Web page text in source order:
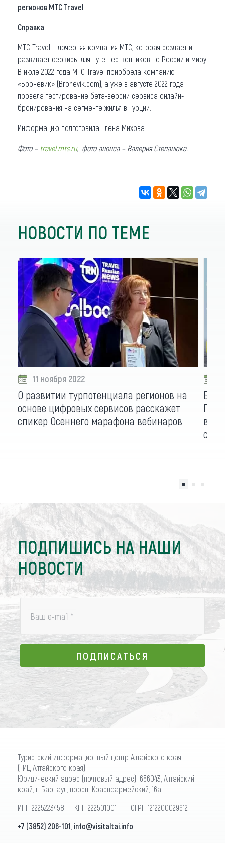
регионов MTC Travel
Справка
МТС Travel – дочерняя компания МТС, которая создает и
развивает сервисы для путешественников по России и миру.
В июле 2022 года МТС Travel приобрела компанию
«Броневик» (Bronevik.com), а уже в августе 2022 года
провела тестирование бета-версии сервиса онлайн-
бронирования на сегменте жилья в Турции.
Информацию подготовила Елена Михова.
Фото – travel.mts.ru, фото анонса – Валерия Степанюка.
НОВОСТИ ПО ТЕМЕ
11 ноября 2022
О развитии турпотенциала регионов на
основе цифровых сервисов расскажет
спикер Осеннего марафона вебинаров
ПОДПИШИСЬ НА НАШИ
НОВОСТИ
Ваш e-mail *
ПОДПИСАТЬСЯ
ПОДПИСАТЬСЯ
Туристский информационный центр Алтайского края
(ТИЦ Алтайского края)
Юридический адрес (почтовый адрес): 656043, Алтайский
край, г. Барнаул, просп. Красноармейский, 16а
ИНН 2225223458 КПП 222501001 ОГРН 1212200029612
+7 (3852) 206-101 info@visitaltai.info